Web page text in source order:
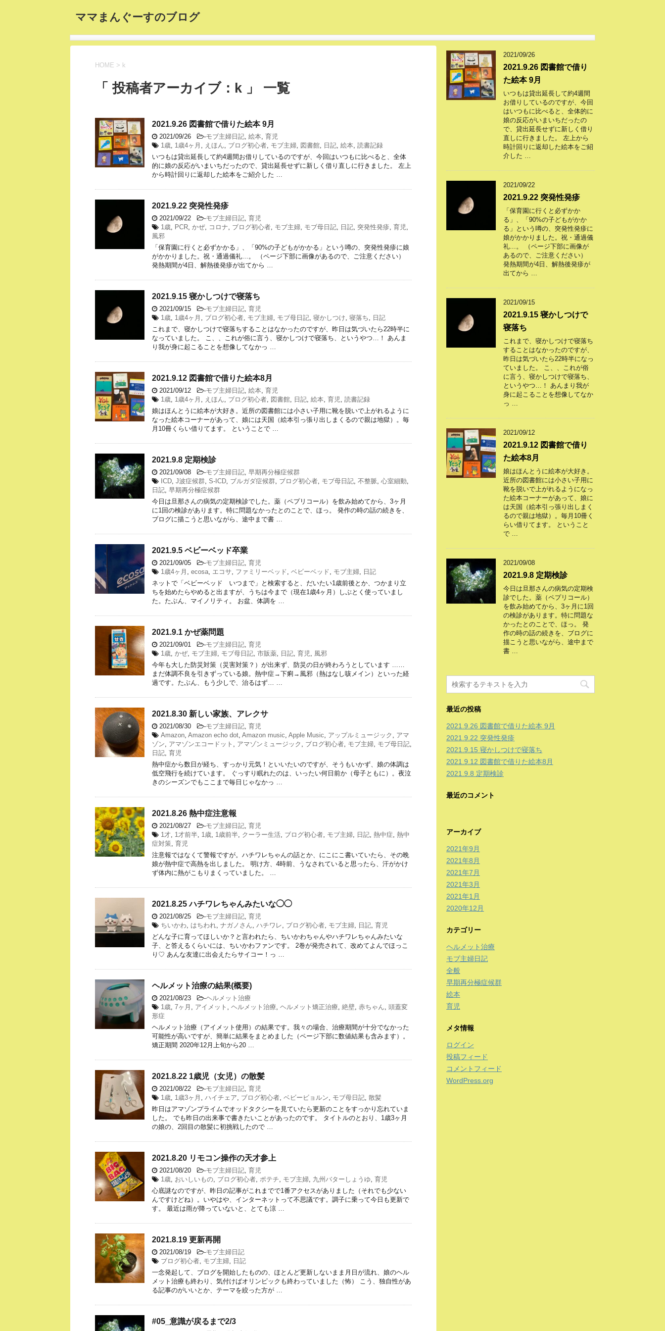
ママまんぐーすのブログ
HOME > k
「 投稿者アーカイブ：k 」 一覧
2021.9.26 図書館で借りた絵本 9月
2021/09/26 -モブ主婦日記, 絵本, 育児
1歳, 1歳4ヶ月 , えほん, ブログ初心者, モブ主婦, 図書館, 日記, 絵本, 読書記録
いつもは貸出延長して約4週間お借りしているのですが、今回はいつもに比べると、全体
的に娘の反応がいまいちだったので、貸出延長せずに新しく借り直しに行きました。 左上
から時計回りに返却した絵本をご紹介した …
2021.9.22 突発性発疹
2021/09/22 -モブ主婦日記, 育児
1歳, PCR, かぜ, コロナ, ブログ初心者, モブ主婦, モブ母日記, 日記, 突発性発疹, 育児,
風邪
「保育園に行くと必ずかかる」、「90%の子どもがかかる」という噂の、突発性発疹に娘
がかかりました。祝・通過儀礼…。 （ページ下部に画像があるので、ご注意ください）
発熱期間が4日、解熱後発疹が出てから …
2021.9.15 寝かしつけで寝落ち
2021/09/15 -モブ主婦日記, 育児
1歳, 1歳4ヶ月 , ブログ初心者, モブ主婦, モブ母日記, 寝かしつけ, 寝落ち, 日記
これまで、寝かしつけで寝落ちすることはなかったのですが、昨日は気づいたら22時半に
なっていました。 こ、、これが俗に言う、寝かしつけで寝落ち、というやつ…！ あんま
り我が身に起こることを想像してなかっ …
2021.9.12 図書館で借りた絵本8月
2021/09/12 -モブ主婦日記, 絵本, 育児
1歳, 1歳4ヶ月 , えほん, ブログ初心者, 図書館, 日記, 絵本, 育児, 読書記録
娘はほんとうに絵本が大好き。近所の図書館には小さい子用に靴を脱いで上がれるように
なった絵本コーナーがあって、娘には天国（絵本引っ張り出しまくるので親は地獄）。毎
月10冊くらい借りてます。 ということで …
2021.9.8 定期検診
2021/09/08 -モブ主婦日記, 早期再分極症候群
ICD, J波症候群, S-ICD, ブルガダ症候群, ブログ初心者, モブ母日記, 不整脈, 心室細動,
日記, 早期再分極症候群
今日は旦那さんの病気の定期検診でした。薬（ペプリコール）を飲み始めてから、3ヶ月
に1回の検診があります。特に問題なかったとのことで、ほっ。 発作の時の話の続きを、
ブログに描こうと思いながら、途中まで書 …
2021.9.5 ベビーベッド卒業
2021/09/05 -モブ主婦日記, 育児
1歳4ヶ月 , ecosa, エコサ, ファミリーベッド, ベビーベッド, モブ主婦, 日記
ネットで「ベビーベッド いつまで」と検索すると、だいたい1歳前後とか、つかまり立
ちを始めたらやめると出ますが、うちは今まで（現在1歳4ヶ月）しぶとく使っていまし
た。たぶん、マイノリティ。 お盆、体調を …
2021.9.1 かぜ薬問題
2021/09/01 -モブ主婦日記, 育児
1歳, かぜ, モブ主婦, モブ母日記, 市販薬, 日記, 育児, 風邪
今年も大した防災対策（災害対策？）が出来ず、防災の日が終わろうとしています ……
まだ体調不良を引きずっている娘。熱中症→下痢→風邪（熱はなし咳メイン）といった経
過です。たぶん、もう少しで、治るはず… …
2021.8.30 新しい家族、アレクサ
2021/08/30 -モブ主婦日記, 育児
Amazon, Amazon echo dot, Amazon music, Apple Music, アップルミュージック , アマ
ゾン, アマゾンエコードット , アマゾンミュージック , ブログ初心者, モブ主婦, モブ母日記,
日記, 育児
熱中症から数日が経ち、すっかり元気！といいたいのですが、そうもいかず、娘の体調は
低空飛行を続けています。 ぐっすり眠れたのは、いったい何日前か（母子ともに）。夜泣
きのシーズンでもここまで毎日じゃなかっ …
2021.8.26 熱中症注意報
2021/08/27 -モブ主婦日記, 育児
1才, 1才前半, 1歳, 1歳前半, クーラー生活, ブログ初心者, モブ主婦, 日記, 熱中症, 熱中
症対策, 育児
注意報ではなくて警報ですが。ハチワレちゃんの話とか、にこにこ書いていたら、その晩
娘が熱中症で高熱を出しました。 明け方、4時前、うなされていると思ったら、汗がかけ
ず体内に熱がこもりまくっていました。 …
2021.8.25 ハチワレちゃんみたいな◯◯
2021/08/25 -モブ主婦日記, 育児
ちいかわ, はちわれ, ナガノさん, ハチワレ, ブログ初心者, モブ主婦, 日記, 育児
どんな子に育ってほしいか？と言われたら、ちいかわちゃんやハチワレちゃんみたいな
子、と答えるくらいには、ちいかわファンです。 2巻が発売されて、改めてよんでほっこ
り♡ あんな友達に出会えたらサイコー！っ …
ヘルメット治療の結果(概要)
2021/08/23 -ヘルメット治療
1歳, 7ヶ月 , アイメット , ヘルメット治療, ヘルメット矯正治療, 絶壁, 赤ちゃん, 頭蓋変
形症
ヘルメット治療（アイメット使用）の結果です。我々の場合、治療期間が十分でなかった
可能性が高いですが、簡単に結果をまとめました（ページ下部に数値結果も含みます）。
矯正期間 2020年12月上旬から20 …
2021.8.22 1歳児（女児）の散髪
2021/08/22 -モブ主婦日記, 育児
1歳, 1歳3ヶ月 , ハイチェア, ブログ初心者, ベビービョルン, モブ母日記, 散髪
昨日はアマゾンプライムでオッドタクシーを見ていたら更新のことをすっかり忘れていま
した。 でも昨日の出来事で書きたいことがあったのです。 タイトルのとおり、1歳3ヶ月
の娘の、2回目の散髪に初挑戦したので …
2021.8.20 リモコン操作の天才参上
2021/08/20 -モブ主婦日記, 育児
1歳, おいしいもの, ブログ初心者, ポテチ, モブ主婦, 九州バターしょうゆ, 育児
心底謎なのですが、昨日の記事がこれまでで1番アクセスがありました（それでも少ない
んですけどね）。いやはや、インターネットって不思議です。調子に乗って今日も更新で
す。 最近は雨が降っていないと、とても涼 …
2021.8.19 更新再開
2021/08/19 -モブ主婦日記
ブログ初心者, モブ主婦, 日記
一念発起して、ブログを開始したものの、ほとんど更新しないまま月日が流れ、娘のヘル
メット治療も終わり、気付けばオリンピックも終わっていました（怖） こう、独自性があ
る記事のがいいとか、テーマを絞った方が …
#05_意識が戻るまで2/3
2021/09/26
2021.9.26 図書館で借り
た絵本 9月
いつもは貸出延長して約4週間
お借りしているのですが、今回
はいつもに比べると、全体的に
娘の反応がいまいちだったの
で、貸出延長せずに新しく借り
直しに行きました。 左上から
時計回りに返却した絵本をご紹
介した …
2021/09/22
2021.9.22 突発性発疹
「保育園に行くと必ずかか
る」、「90%の子どもがかか
る」という噂の、突発性発疹に
娘がかかりました。祝・通過儀
礼…。 （ページ下部に画像が
あるので、ご注意ください）
発熱期間が4日、解熱後発疹が
出てから …
2021/09/15
2021.9.15 寝かしつけで
寝落ち
これまで、寝かしつけで寝落ち
することはなかったのですが、
昨日は気づいたら22時半になっ
ていました。 こ、、これが俗
に言う、寝かしつけで寝落ち、
というやつ…！ あんまり我が
身に起こることを想像してなか
っ …
2021/09/12
2021.9.12 図書館で借り
た絵本8月
娘はほんとうに絵本が大好き。
近所の図書館には小さい子用に
靴を脱いで上がれるようになっ
た絵本コーナーがあって、娘に
は天国（絵本引っ張り出しまく
るので親は地獄）。毎月10冊く
らい借りてます。 ということ
で …
2021/09/08
2021.9.8 定期検診
今日は旦那さんの病気の定期検
診でした。薬（ペプリコール）
を飲み始めてから、3ヶ月に1回
の検診があります。特に問題な
かったとのことで、ほっ。 発
作の時の話の続きを、ブログに
描こうと思いながら、途中まで
書 …
最近の投稿
2021.9.26 図書館で借りた絵本 9月
2021.9.22 突発性発疹
2021.9.15 寝かしつけで寝落ち
2021.9.12 図書館で借りた絵本8月
2021.9.8 定期検診
最近のコメント
アーカイブ
2021年9月
2021年8月
2021年7月
2021年3月
2021年1月
2020年12月
カテゴリー
ヘルメット治療
モブ主婦日記
全般
早期再分極症候群
絵本
育児
メタ情報
ログイン
投稿フィード
コメントフィード
WordPress.org